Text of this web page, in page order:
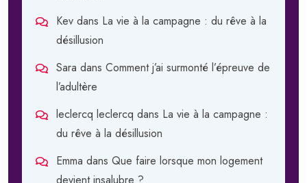
Kev dans La vie à la campagne : du rêve à la
désillusion
Sara dans Comment j’ai surmonté l’épreuve de
l’adultère
leclercq leclercq dans La vie à la campagne :
du rêve à la désillusion
Emma dans Que faire lorsque mon logement
devient insalubre ?